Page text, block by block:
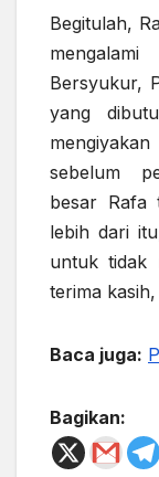
Begitulah,
Bersyukur,
yang
sebelum
besar Rafa
lebih dari
untuk tidak
terima
Baca juga:
Bagikan: